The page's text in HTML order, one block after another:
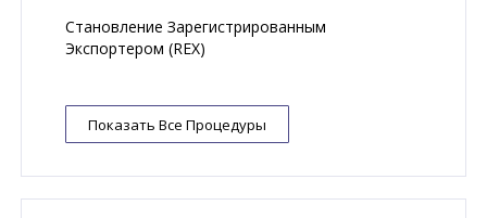
Становление Зарегистрированным
Экспортером (REX)
Показать Все Процедуры